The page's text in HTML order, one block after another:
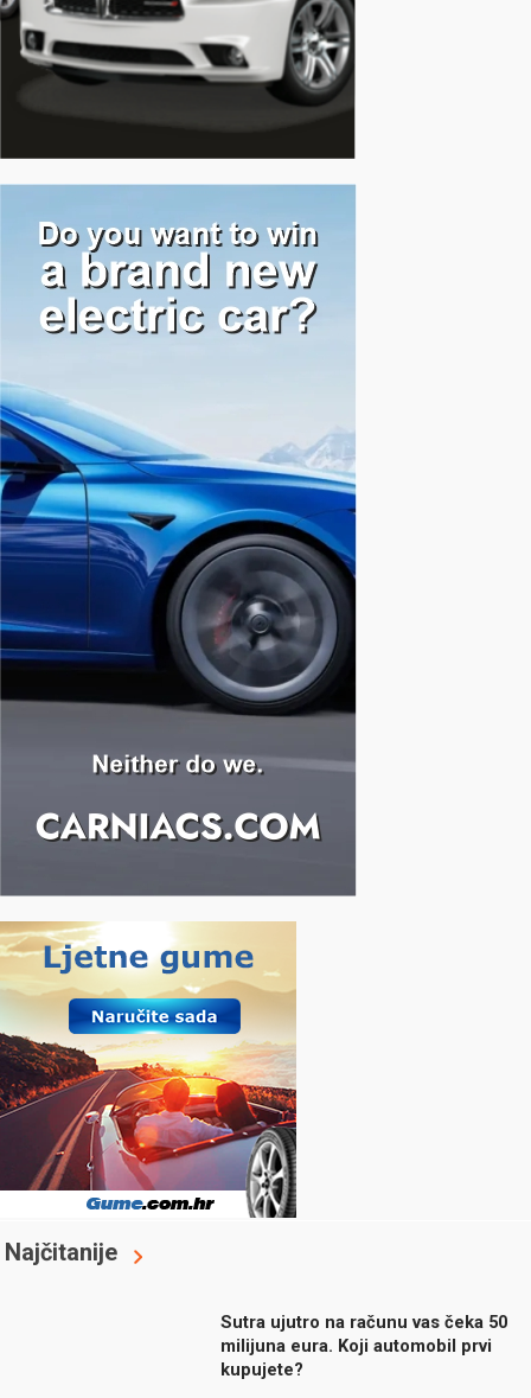
Najčitanije
Sutra ujutro na računu vas čeka 50
milijuna eura. Koji automobil prvi
kupujete?